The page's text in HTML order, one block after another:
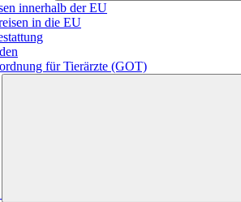
innerhalb der EU
in die EU
für Tierärzte (GOT)